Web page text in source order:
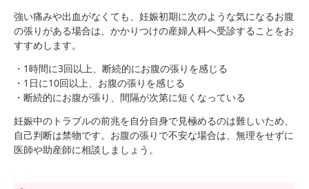
強い痛みや出血がなくても、妊娠初期に次のような気になるお腹
の張りがある場合は、かかりつけの産婦人科へ受診することをお
すすめします。
・1時間に3回以上、断続的にお腹の張りを感じる
・1日に10回以上、お腹の張りを感じる
・断続的にお腹が張り、間隔が次第に短くなっている
妊娠中のトラブルの前兆を自分自身で見極めるのは難しいため、
自己判断は禁物です。お腹の張りで不安な場合は、無理をせずに
医師や助産師に相談しましょう。